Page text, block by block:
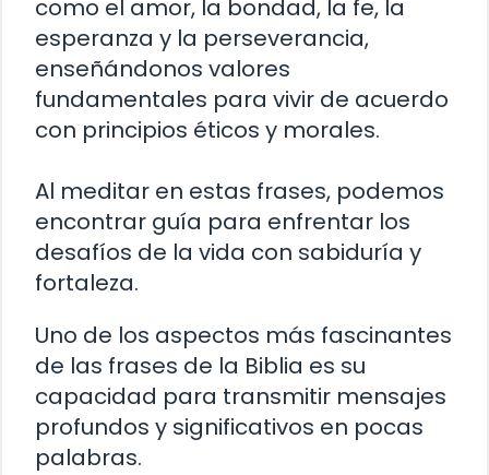
como el amor, la bondad, la fe, la
esperanza y la perseverancia,
enseñándonos valores
fundamentales para vivir de acuerdo
con principios éticos y morales.
Al meditar en estas frases, podemos
encontrar guía para enfrentar los
desafíos de la vida con sabiduría y
fortaleza.
Uno de los aspectos más fascinantes
de las frases de la Biblia es su
capacidad para transmitir mensajes
profundos y significativos en pocas
palabras.